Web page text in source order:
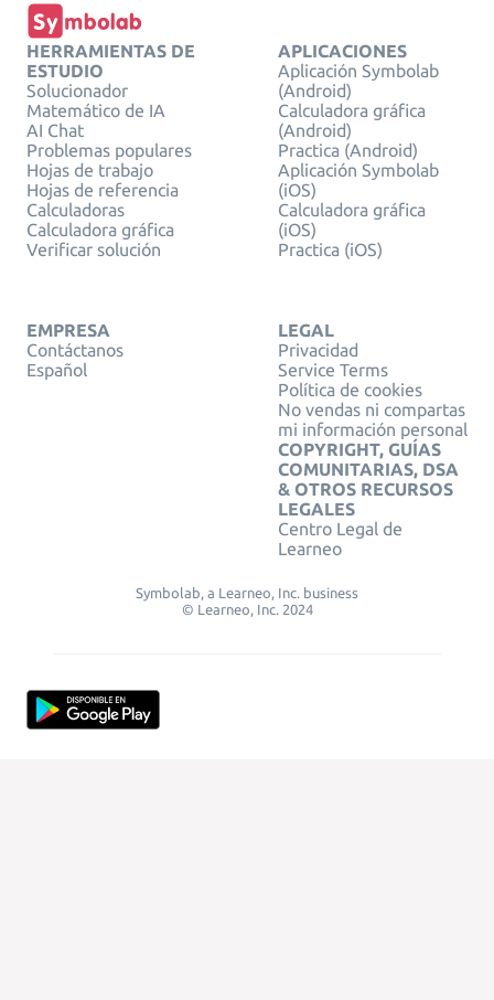
HERRAMIENTAS DE
ESTUDIO
Solucionador
Matemático de IA
AI Chat
Problemas populares
Hojas de trabajo
Hojas de referencia
Calculadoras
Calculadora gráfica
Verificar solución
APLICACIONES
Aplicación Symbolab
(Android)
Calculadora gráfica
(Android)
Practica (Android)
Aplicación Symbolab
(iOS)
Calculadora gráfica
(iOS)
Practica (iOS)
EMPRESA
Contáctanos
Español
LEGAL
Privacidad
Service Terms
Política de cookies
No vendas ni compartas
mi información personal
COPYRIGHT, GUÍAS
COMUNITARIAS, DSA
& OTROS RECURSOS
LEGALES
Centro Legal de
Learneo
Symbolab, a Learneo, Inc. business
© Learneo, Inc. 2024